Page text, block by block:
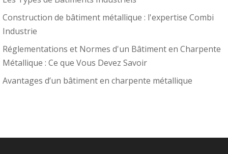
Construction de bâtiment métallique : l'expertise Combi
Industrie
Réglementations et Normes d'un Bâtiment en Charpente
Métallique : Ce que Vous Devez Savoir
Avantages d’un bâtiment en charpente métallique